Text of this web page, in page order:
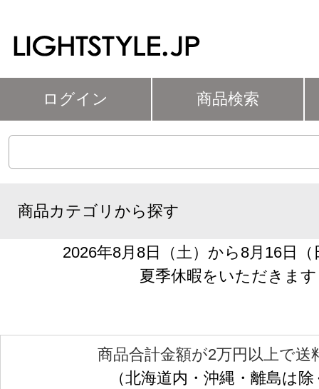
ログイン 商品検索
商品カテゴリから探す
2026年8月8日（土）から8月16日
夏季休暇をいただきます
商品合計金額が2万円以上で送
（北海道内・沖縄・離島は